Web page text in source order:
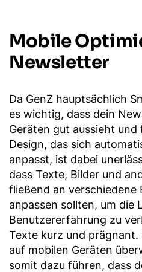
Mobile
Newsletter
Da GenZ hauptsächlich
es wichtig, dass dein
Geräten gut aussieht
Design, das sich
anpasst, ist dabei
dass Texte, Bilder und
fließend an verschiedene
anpassen sollten, um die
Benutzererfahrung zu
Texte kurz und prägnant.
auf mobilen Geräten
somit dazu führen, dass